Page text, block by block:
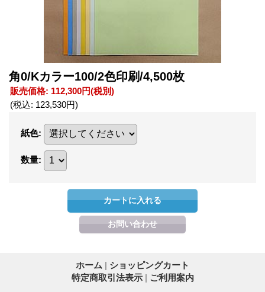
角0/Kカラー100/2色印刷/4,500枚
販売価格: 112,300円(税別)
(税込: 123,530円)
紙色:
数量:
ホーム | ショッピングカート
特定商取引法表示 | ご利用案内